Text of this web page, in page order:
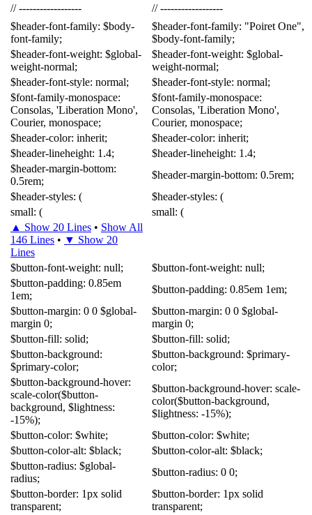
// ------------------ // ------------------
$header-font-family: $body-
font-family;
$header-font-family: "Poiret One",
$body-font-family;
$header-font-weight: $global-
weight-normal;
$header-font-weight: $global-
weight-normal;
$header-font-style: normal; $header-font-style: normal;
$font-family-monospace:
Consolas, 'Liberation Mono',
Courier, monospace;
$font-family-monospace:
Consolas, 'Liberation Mono',
Courier, monospace;
$header-color: inherit; $header-color: inherit;
$header-lineheight: 1 .4; $header-lineheight: 1 .4;
$header-margin-bottom:
0.5rem;
$header-margin-bottom: 0.5rem;
$header-styles: ( $header-styles: (
small: ( small: (
▲ Show 20 Lines • Show All
146 Lines • ▼ Show 20
Lines
$button-font-weight: null; $button-font-weight: null;
$button-padding: 0.85em
1em;
$button-padding: 0.85em 1em;
$button-margin: 0 0 $global-
margin 0;
$button-margin: 0 0 $global-
margin 0;
$button-fill: solid; $button-fill: solid;
$button-background:
$primary-color;
$button-background: $primary-
color;
$button-background-hover:
scale-color($button-
background, $lightness:
-15%);
$button-background-hover: scale-
color($button-background,
$lightness: -15%);
$button-color: $white; $button-color: $white;
$button-color-alt: $black; $button-color-alt: $black;
$button-radius: $global-
radius;
$button-radius: 0 0;
$button-border: 1px solid
transparent;
$button-border: 1px solid
transparent;